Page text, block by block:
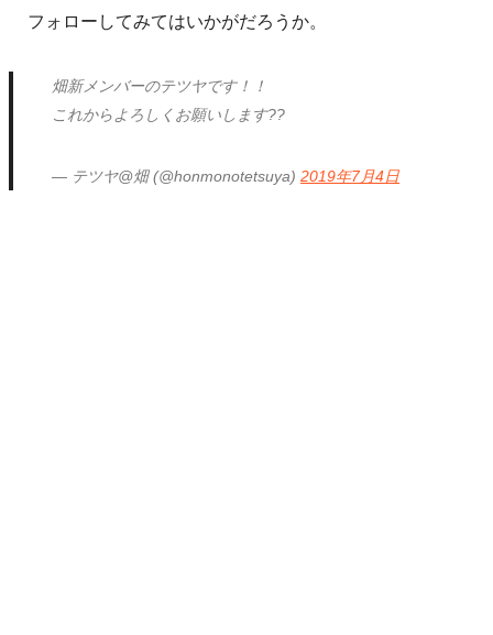
フォローしてみてはいかがだろうか。
畑新メンバーのテツヤです！！
これからよろしくお願いします??
— テツヤ@畑 (@honmonotetsuya)2019年7月4日